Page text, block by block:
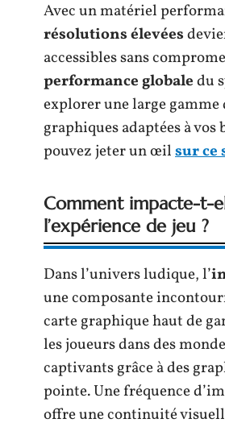
Avec un matériel
résolutions élevées
accessibles sans
performance globaledu
explorer une large gamme
graphiques adaptées à vos
pouvez jeter un œilsur ce
Comment impacte-t-
l’expérience de jeu ?
Dans l’univers ludique, l’
une composante
carte graphique haut de
les joueurs dans des
captivants grâce à des
pointe. Une fréquence
offre une continuité